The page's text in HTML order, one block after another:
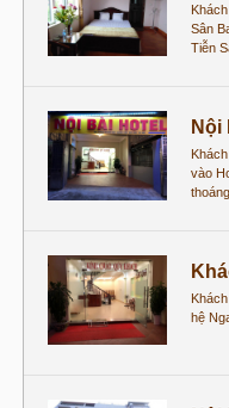
Sân
Tiễn
Nội
vào
hệ